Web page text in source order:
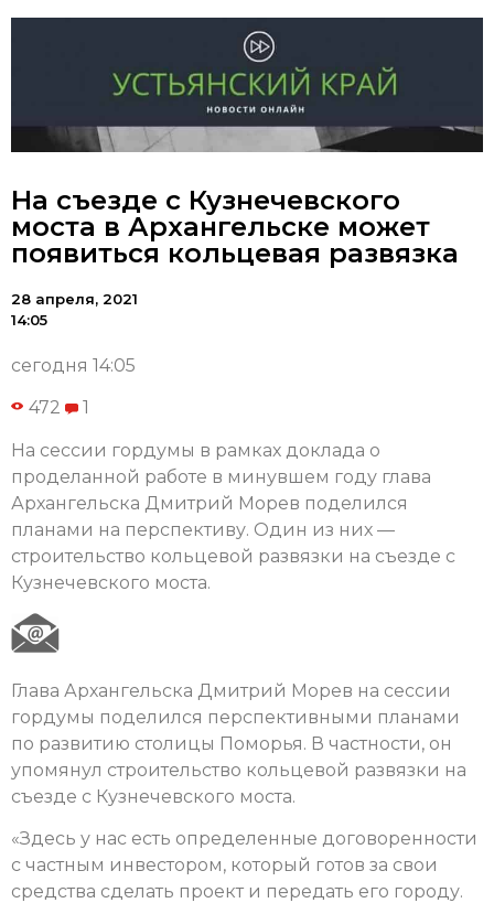
На съезде с Кузнечевского
моста в Архангельске может
появиться кольцевая развязка
28 апреля, 2021
14:05
сегодня 14:05
472 1
На сессии гордумы в рамках доклада о
проделанной работе в минувшем году глава
Архангельска Дмитрий Морев поделился
планами на перспективу. Один из них —
строительство кольцевой развязки на съезде с
Кузнечевского моста.
Глава Архангельска Дмитрий Морев на сессии
гордумы поделился перспективными планами
по развитию столицы Поморья. В частности, он
упомянул строительство кольцевой развязки на
съезде с Кузнечевского моста.
«Здесь у нас есть определенные договоренности
с частным инвестором, который готов за свои
средства сделать проект и передать его городу.